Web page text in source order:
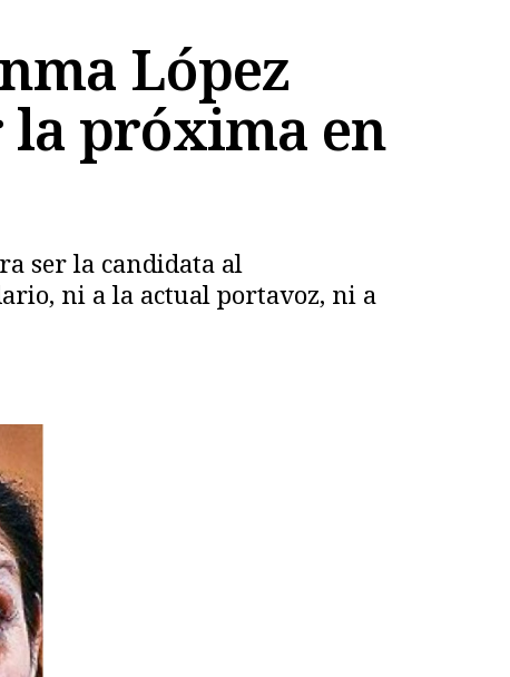
López
la próxima en
ser la candidata al
ni a la actual portavoz, ni a